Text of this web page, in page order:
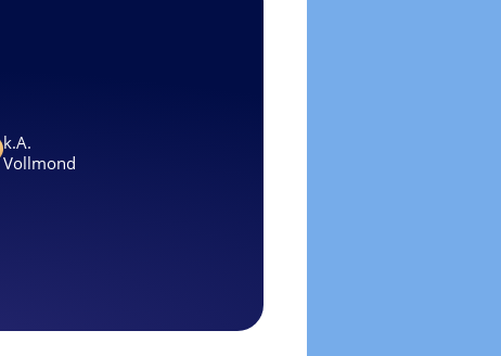
k.A.
Vollmond